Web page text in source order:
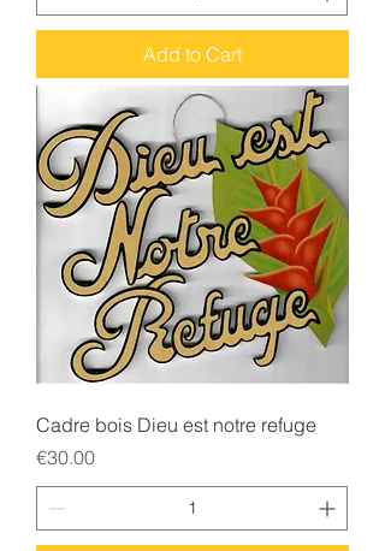
Add to Cart
Cadre bois Dieu est notre refuge
Price
€30.00